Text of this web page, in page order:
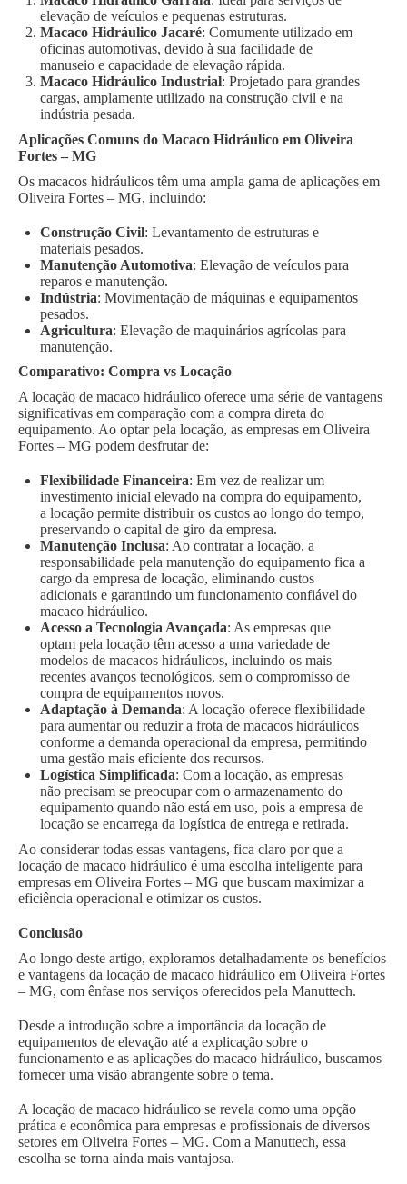
elevação de veículos e pequenas estruturas.
Macaco Hidráulico Jacaré: Comumente utilizado em
oficinas automotivas, devido à sua facilidade de
manuseio e capacidade de elevação rápida.
Macaco Hidráulico Industrial: Projetado para grandes
cargas, amplamente utilizado na construção civil e na
indústria pesada.
Aplicações Comuns do Macaco Hidráulico em Oliveira
Fortes – MG
Os macacos hidráulicos têm uma ampla gama de aplicações em
Oliveira Fortes – MG, incluindo:
Construção Civil: Levantamento de estruturas e
materiais pesados.
Manutenção Automotiva: Elevação de veículos para
reparos e manutenção.
Indústria: Movimentação de máquinas e equipamentos
pesados.
Agricultura: Elevação de maquinários agrícolas para
manutenção.
Comparativo: Compra vs Locação
A locação de macaco hidráulico oferece uma série de vantagens
significativas em comparação com a compra direta do
equipamento. Ao optar pela locação, as empresas em Oliveira
Fortes – MG podem desfrutar de:
Flexibilidade Financeira: Em vez de realizar um
investimento inicial elevado na compra do equipamento,
a locação permite distribuir os custos ao longo do tempo,
preservando o capital de giro da empresa.
Manutenção Inclusa: Ao contratar a locação, a
responsabilidade pela manutenção do equipamento fica a
cargo da empresa de locação, eliminando custos
adicionais e garantindo um funcionamento confiável do
macaco hidráulico.
Acesso a Tecnologia Avançada: As empresas que
optam pela locação têm acesso a uma variedade de
modelos de macacos hidráulicos, incluindo os mais
recentes avanços tecnológicos, sem o compromisso de
compra de equipamentos novos.
Adaptação à Demanda: A locação oferece flexibilidade
para aumentar ou reduzir a frota de macacos hidráulicos
conforme a demanda operacional da empresa, permitindo
uma gestão mais eficiente dos recursos.
Logística Simplificada: Com a locação, as empresas
não precisam se preocupar com o armazenamento do
equipamento quando não está em uso, pois a empresa de
locação se encarrega da logística de entrega e retirada.
Ao considerar todas essas vantagens, fica claro por que a
locação de macaco hidráulico é uma escolha inteligente para
empresas em Oliveira Fortes – MG que buscam maximizar a
eficiência operacional e otimizar os custos.
Conclusão
Ao longo deste artigo, exploramos detalhadamente os benefícios
e vantagens da locação de macaco hidráulico em Oliveira Fortes
– MG, com ênfase nos serviços oferecidos pela Manuttech.
Desde a introdução sobre a importância da locação de
equipamentos de elevação até a explicação sobre o
funcionamento e as aplicações do macaco hidráulico, buscamos
fornecer uma visão abrangente sobre o tema.
A locação de macaco hidráulico se revela como uma opção
prática e econômica para empresas e profissionais de diversos
setores em Oliveira Fortes – MG. Com a Manuttech, essa
escolha se torna ainda mais vantajosa.